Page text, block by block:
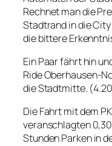
Rechnet man die
Stadtrand in die
die bittere
Ein Paar fährt hin
Ride Oberhausen-
die Stadtmitte.
Die Fahrt mit dem
veranschlagten
Stunden Parken in